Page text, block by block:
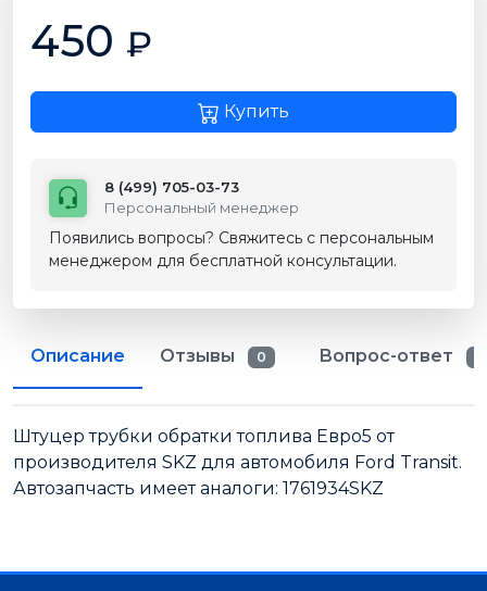
450 ₽
Купить
8 (499) 705-03-73
Персональный менеджер
Появились вопросы? Свяжитесь с персональным
менеджером для бесплатной консультации.
Описание Отзывы 0 Вопрос-ответ
Штуцер трубки обратки топлива Евро5 от
производителя SKZ для автомобиля Ford Transit.
Автозапчасть имеет аналоги: 1761934SKZ